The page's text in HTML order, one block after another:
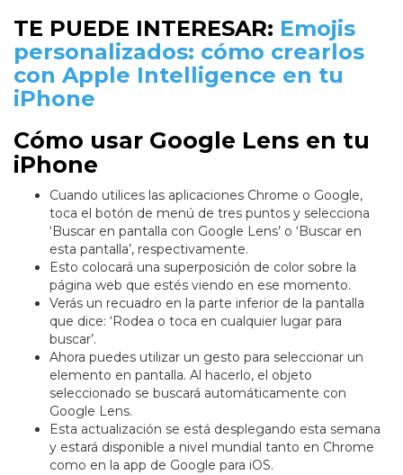
TE PUEDE INTERESAR: Emojis
personalizados: cómo crearlos
con Apple Intelligence en tu
iPhone
Cómo usar Google Lens en tu
iPhone
Cuando utilices las aplicaciones Chrome o Google,
toca el botón de menú de tres puntos y selecciona
‘Buscar en pantalla con Google Lens’ o ‘Buscar en
esta pantalla’, respectivamente.
Esto colocará una superposición de color sobre la
página web que estés viendo en ese momento.
Verás un recuadro en la parte inferior de la pantalla
que dice: ‘Rodea o toca en cualquier lugar para
buscar’.
Ahora puedes utilizar un gesto para seleccionar un
elemento en pantalla. Al hacerlo, el objeto
seleccionado se buscará automáticamente con
Google Lens.
Esta actualización se está desplegando esta semana
y estará disponible a nivel mundial tanto en Chrome
como en la app de Google para iOS.